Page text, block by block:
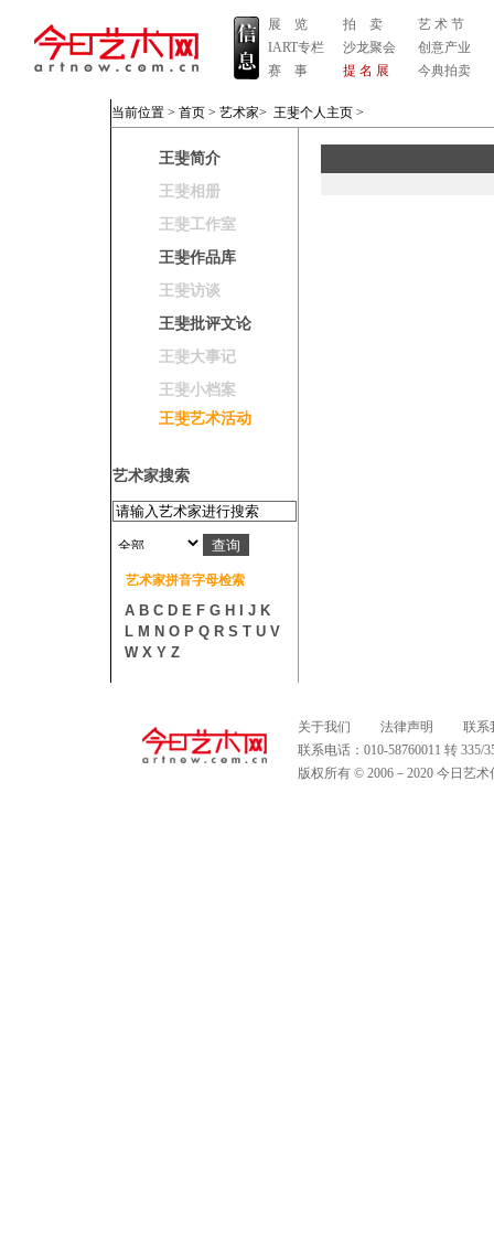
展 览
IART专栏
赛 事
拍 卖
沙龙聚会
提 名 展
艺 术 节
创意产业
今典拍卖
当前位置 > 首页 > 艺术家> 王斐个人主页 >
王斐简介
王斐相册
王斐工作室
王斐作品库
王斐访谈
王斐批评文论
王斐大事记
王斐小档案
王斐艺术活动
艺术家搜索
艺术家拼音字母检索
A B C D E F G H J K
L M N O P Q R S T U V
W X Y Z
关于我们 法律声明
联系
联系电话：010-58760011 转
版权所有 © 2006－2020 今日艺